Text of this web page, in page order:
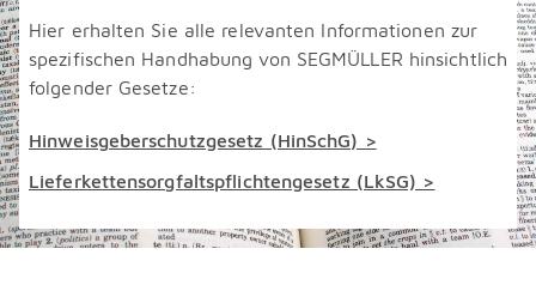
Hier erhalten Sie alle relevanten Informationen zur
spezifischen Handhabung von SEGMÜLLER hinsichtlich
folgender Gesetze:
Hinweisgeberschutzgesetz (HinSchG) >
Lieferkettensorgfaltspflichtengesetz (LkSG) >